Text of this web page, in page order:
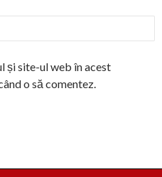
și site-ul web în acest
o să comentez.